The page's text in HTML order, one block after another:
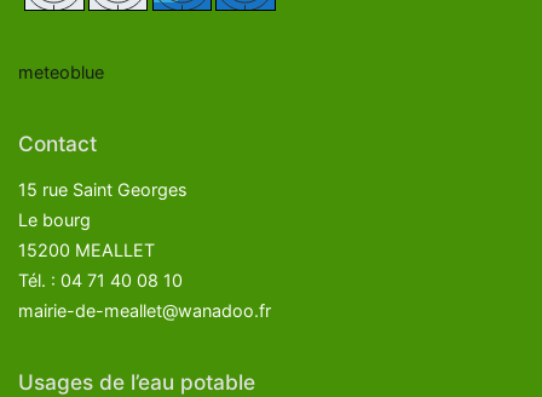
meteoblue
Contact
15 rue Saint Georges
Le bourg
15200 MEALLET
Tél. : 04 71 40 08 10
mairie-de-meallet@wanadoo.fr
Usages de l’eau potable